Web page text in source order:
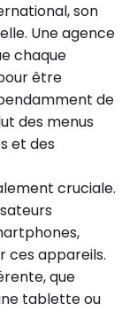
son
Une agence
chaque
être
de
des menus
et des
cruciale.
ces appareils.
que
tablette ou